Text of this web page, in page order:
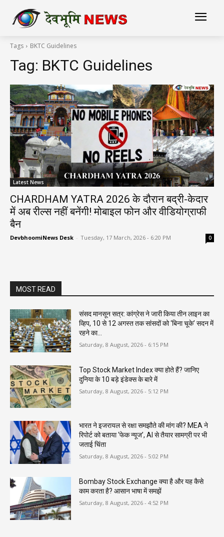
Tags BKTC Guidelines
Tag: BKTC Guidelines
Latest News
CHARDHAM YATRA 2026 के दौरान बद्री-केदार
में अब रील्स नहीं बनेंगी! मोबाइल फोन और वीडियोग्राफी
बैन
DevbhoomiNews Desk - Tuesday, 17 March, 2026 - 6:20 PM 0
MOST READ
संसद मानसून सत्र: कांग्रेस ने जारी किया तीन लाइन का
व्हिप, 10 से 12 अगस्त तक सांसदों को ‘बिना चूके’ सदन में
रहने का...
Saturday, 8 August, 2026 - 6:15 PM
Top Stock Market Index क्या होते हैं? जानिए
दुनिया के 10 बड़े इंडेक्स के बारे में
Saturday, 8 August, 2026 - 5:12 PM
भारत ने इजरायल से रक्षा समझौते की मांग की? MEA ने
रिपोर्ट को बताया ‘फेक न्यूज’, AI से तैयार सामग्री पर भी
जताई चिंता
Saturday, 8 August, 2026 - 5:02 PM
Bombay Stock Exchange क्या है और यह कैसे
काम करता है? आसान भाषा में समझें
Saturday, 8 August, 2026 - 4:52 PM